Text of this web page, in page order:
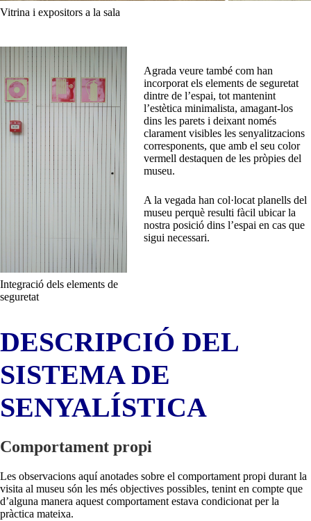
Vitrina i expositors a la sala
Integració dels elements de
seguretat
Agrada veure també com han
incorporat els elements de seguretat
dintre de l’espai, tot mantenint
l’estètica minimalista, amagant-los
dins les parets i deixant només
clarament visibles les senyalitzacions
corresponents, que amb el seu color
vermell destaquen de les pròpies del
museu.
A la vegada han col·locat planells del
museu perquè resulti fàcil ubicar la
nostra posició dins l’espai en cas que
sigui necessari.
DESCRIPCIÓ DEL
SISTEMA DE
SENYALÍSTICA
Comportament propi
Les observacions aquí anotades sobre el comportament propi durant la
visita al museu són les més objectives possibles, tenint en compte que
d’alguna manera aquest comportament estava condicionat per la
pràctica mateixa.